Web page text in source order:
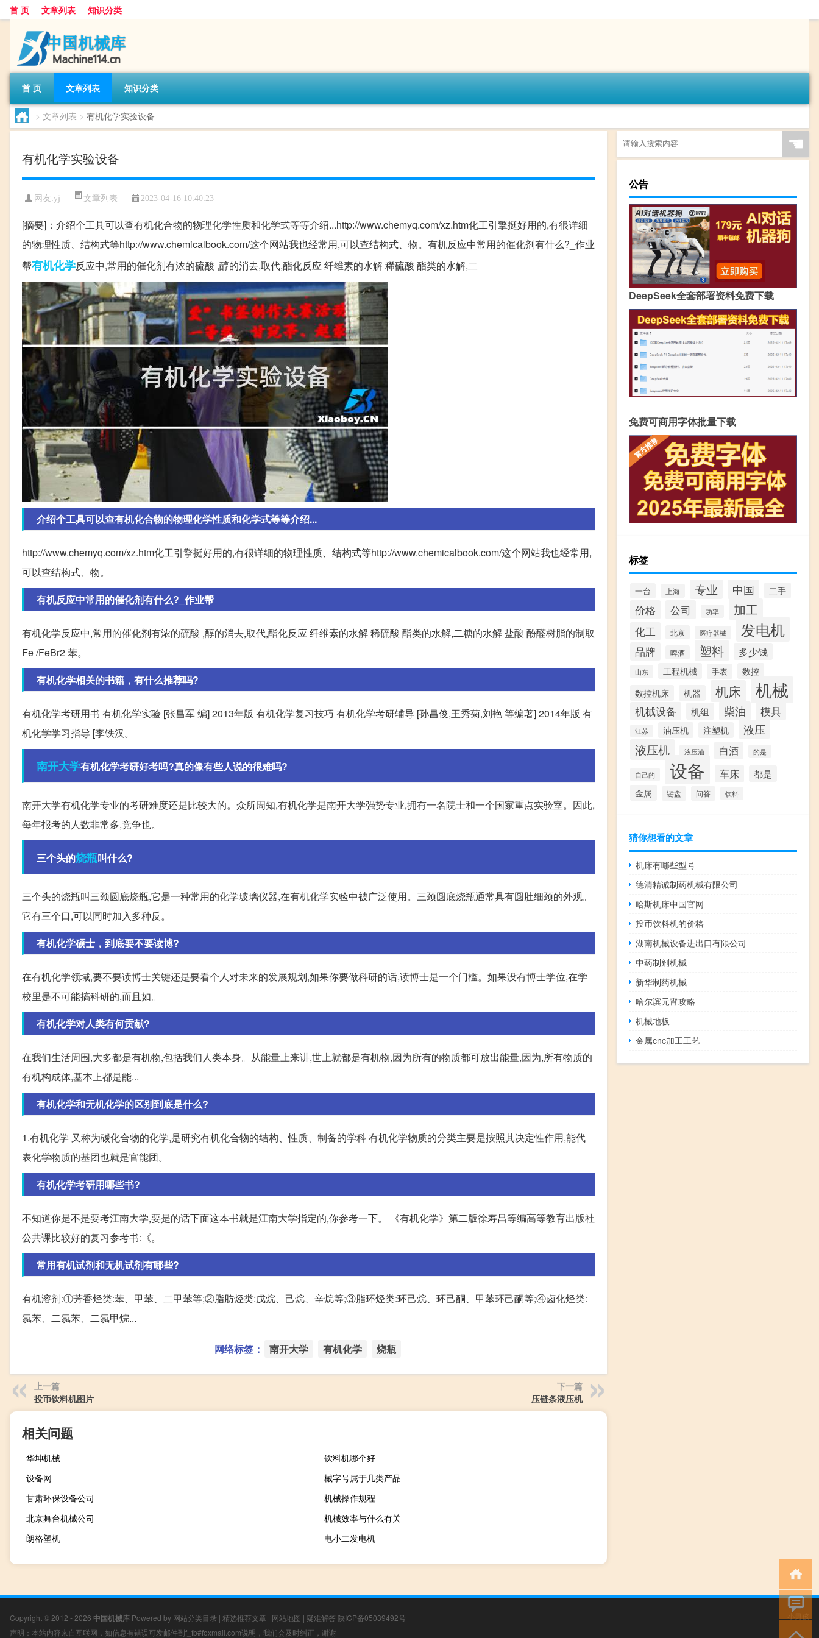
首 页 文章列表 知识分类
首 页 文章列表 知识分类
> 文章列表 > 有机化学实验设备
有机化学实验设备
网友:yj 文章列表 2023-04-16 10:40:23
[摘要]：介绍个工具可以查有机化合物的物理化学性质和化学式等等介绍...http://www.chemyq.com/xz.htm化工引擎挺好用的,有很详细
的物理性质、结构式等http://www.chemicalbook.com/这个网站我也经常用,可以查结构式、物。有机反应中常用的催化剂有什么?_作业
帮有机化学反应中,常用的催化剂有浓的硫酸 ,醇的消去,取代,酯化反应 纤维素的水解 稀硫酸 酯类的水解,二
介绍个工具可以查有机化合物的物理化学性质和化学式等等介绍...
http://www.chemyq.com/xz.htm化工引擎挺好用的,有很详细的物理性质、结构式等http://www.chemicalbook.com/这个网站我也经常用,
可以查结构式、物。
有机反应中常用的催化剂有什么?_作业帮
有机化学反应中,常用的催化剂有浓的硫酸 ,醇的消去,取代,酯化反应 纤维素的水解 稀硫酸 酯类的水解,二糖的水解 盐酸 酚醛树脂的制取
Fe /FeBr2 苯。
有机化学相关的书籍，有什么推荐吗?
有机化学考研用书 有机化学实验 [张昌军 编] 2013年版 有机化学复习技巧 有机化学考研辅导 [孙昌俊,王秀菊,刘艳 等编著] 2014年版 有
机化学学习指导 [李铁汉。
南开大学有机化学考研好考吗?真的像有些人说的很难吗?
南开大学有机化学专业的考研难度还是比较大的。众所周知,有机化学是南开大学强势专业,拥有一名院士和一个国家重点实验室。因此,
每年报考的人数非常多,竞争也。
三个头的烧瓶叫什么?
三个头的烧瓶叫三颈圆底烧瓶,它是一种常用的化学玻璃仪器,在有机化学实验中被广泛使用。三颈圆底烧瓶通常具有圆肚细颈的外观。
它有三个口,可以同时加入多种反。
有机化学硕士，到底要不要读博?
在有机化学领域,要不要读博士关键还是要看个人对未来的发展规划,如果你要做科研的话,读博士是一个门槛。如果没有博士学位,在学
校里是不可能搞科研的,而且如。
有机化学对人类有何贡献?
在我们生活周围,大多都是有机物,包括我们人类本身。从能量上来讲,世上就都是有机物,因为所有的物质都可放出能量,因为,所有物质的
有机构成体,基本上都是能...
有机化学和无机化学的区别到底是什么?
1.有机化学 又称为碳化合物的化学,是研究有机化合物的结构、性质、制备的学科 有机化学物质的分类主要是按照其决定性作用,能代
表化学物质的基团也就是官能团。
有机化学考研用哪些书?
不知道你是不是要考江南大学,要是的话下面这本书就是江南大学指定的,你参考一下。 《有机化学》第二版徐寿昌等编高等教育出版社
公共课比较好的复习参考书:《。
常用有机试剂和无机试剂有哪些?
有机溶剂:①芳香烃类:苯、甲苯、二甲苯等;②脂肪烃类:戊烷、己烷、辛烷等;③脂环烃类:环己烷、环己酮、甲苯环己酮等;④卤化烃类:
氯苯、二氯苯、二氯甲烷...
网络标签： 南开大学 有机化学 烧瓶
上一篇
投币饮料机图片
下一篇
压链条液压机
相关问题
华坤机械
饮料机哪个好
设备网
械字号属于几类产品
甘肃环保设备公司
机械操作规程
北京舞台机械公司
机械效率与什么有关
朗格塑机
电小二发电机
☚
公告
DeepSeek全套部署资料免费下载
免费可商用字体批量下载
标签
一台 上海 专业 中国 二手
价格 公司 功率 加工
化工 北京 医疗器械 发电机
品牌 啤酒 塑料 多少钱
山东 工程机械 手表
数控
数控机床
机器 机床 机械
机械设备 机组 柴油 模具
江苏 油压机 注塑机 液压
液压机 液压油 白酒 的是
自己的 设备 车床 都是
金属 键盘 问答 饮料
猜你想看的文章
机床有哪些型号
德清精诚制药机械有限公司
哈斯机床中国官网
投币饮料机的价格
湖南机械设备进出口有限公司
中药制剂机械
新华制药机械
哈尔滨元宵攻略
机械地板
金属cnc加工工艺
Copyright © 2012 - 2026 中国机械库 Powered by 网站分类目录 | 精选推荐文章 | 网站地图 | 疑难解答 陕ICP备05039492号
声明：本站内容来自互联网，如信息有错误可发邮件到f_fb#foxmail.com说明，我们会及时纠正，谢谢
小男孩